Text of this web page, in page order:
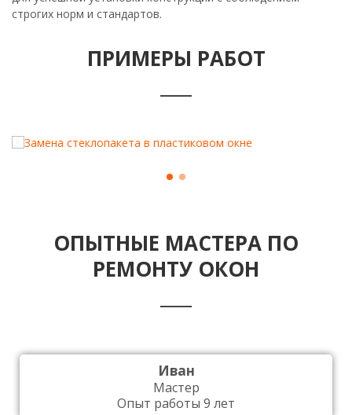
строгих норм и стандартов.
ПРИМЕРЫ РАБОТ
ОПЫТНЫЕ МАСТЕРА ПО
РЕМОНТУ ОКОН
Иван
Мастер
Опыт работы 9 лет